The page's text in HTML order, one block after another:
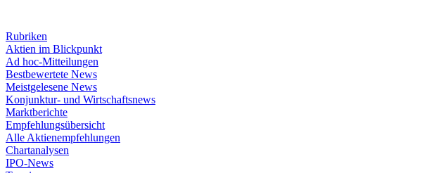
Rubriken
Aktien im Blickpunkt
Ad hoc-Mitteilungen
Bestbewertete News
Meistgelesene News
Konjunktur- und Wirtschaftsnews
Marktberichte
Empfehlungsübersicht
Alle Aktienempfehlungen
Chartanalysen
IPO-News